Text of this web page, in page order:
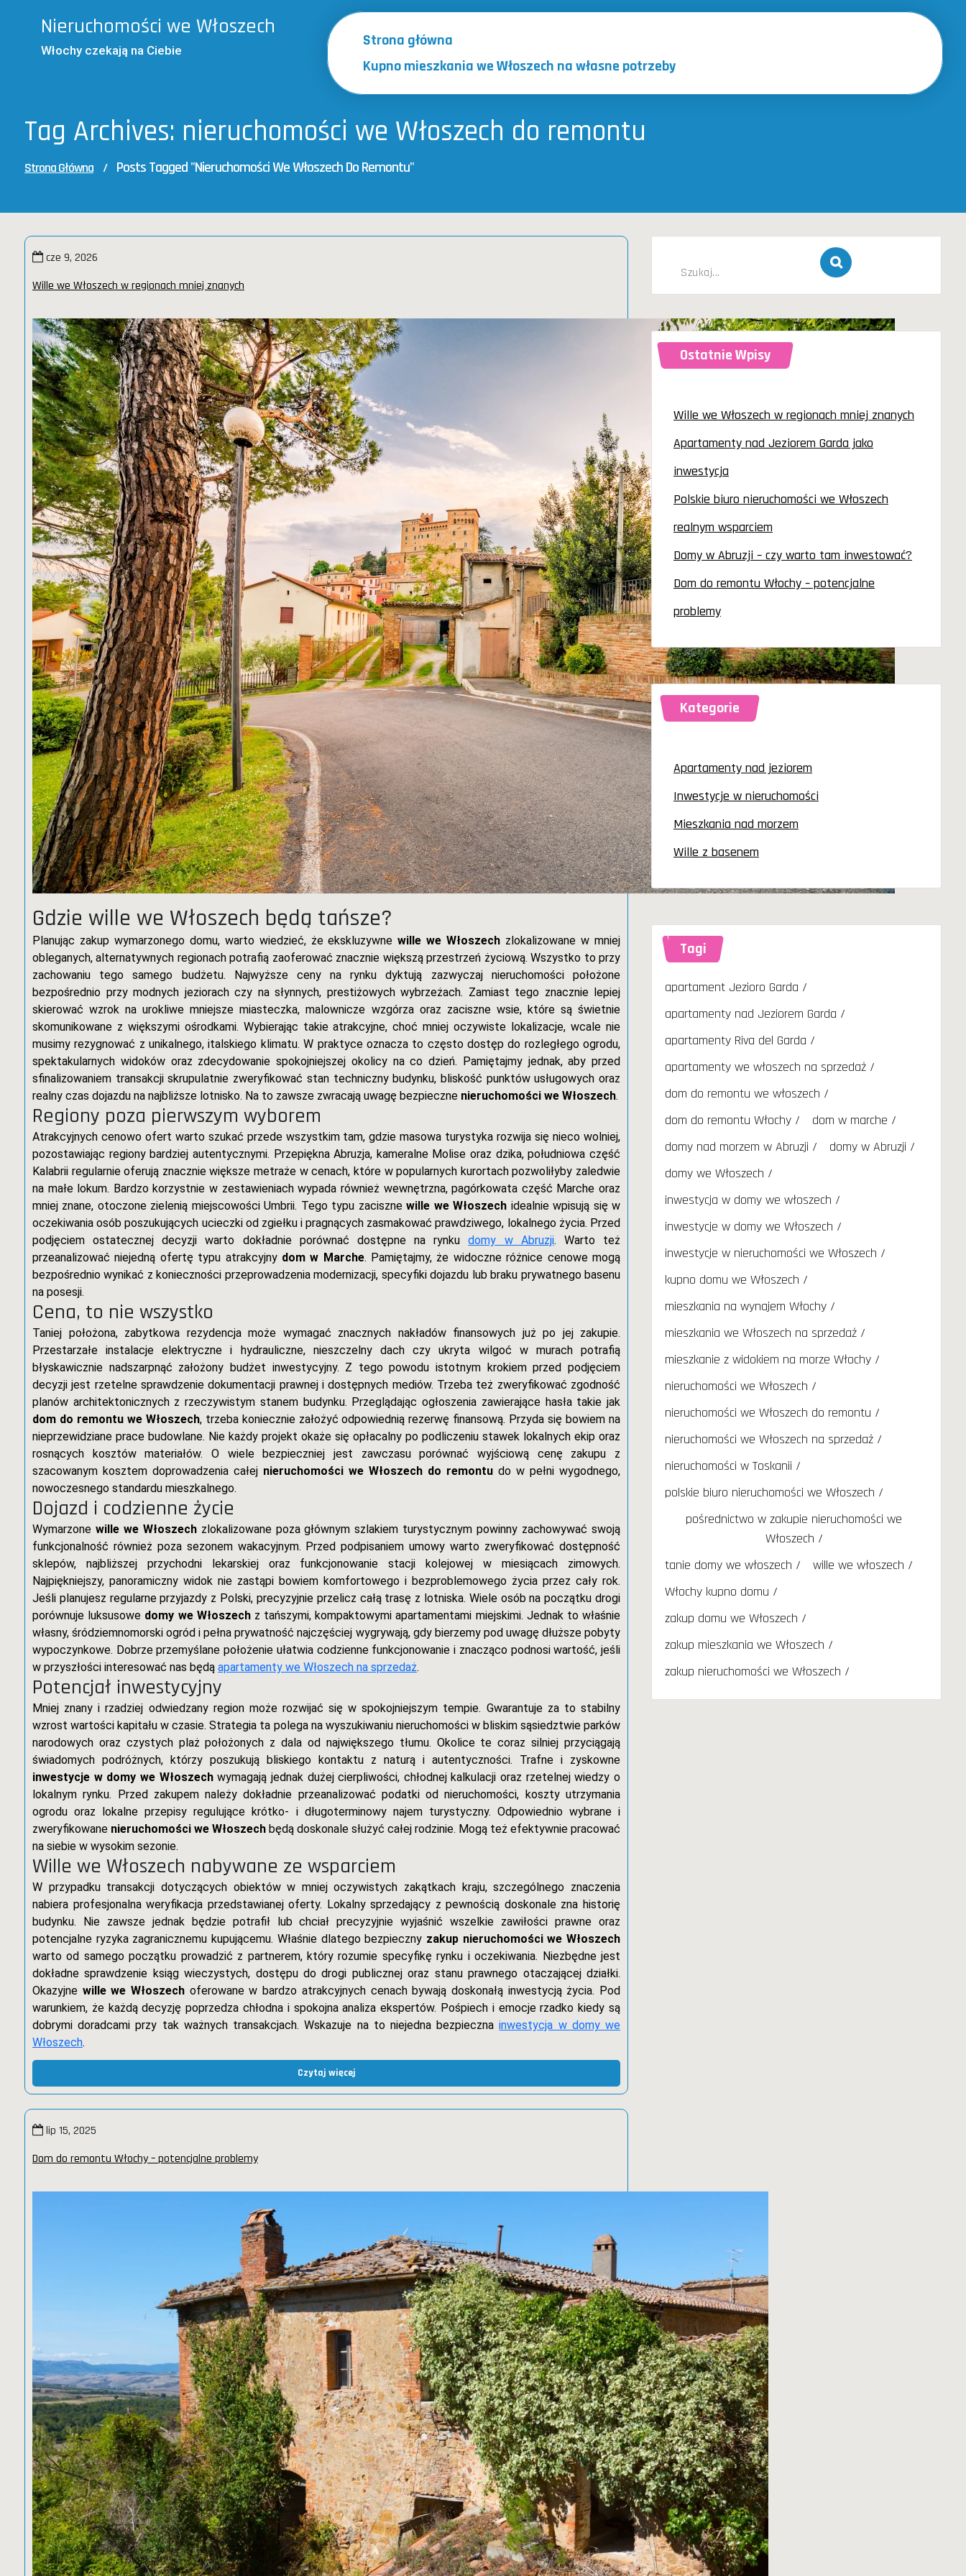
Nieruchomości we Włoszech
Włochy czekają na Ciebie
Strona główna
Kupno mieszkania we Włoszech na własne potrzeby
Tag Archives: nieruchomości we Włoszech do remontu
Strona Główna / Posts Tagged "nieruchomości We Włoszech Do Remontu"
cze 9, 2026
Wille we Włoszech w regionach mniej znanych
Gdzie wille we Włoszech będą tańsze?
Planując zakup wymarzonego domu, warto wiedzieć, że ekskluzywnewille we Włoszech zlokalizowane w mniej
obleganych, alternatywnych regionach potrafią zaoferować znacznie większą przestrzeń życiową. Wszystko to przy
zachowaniu tego samego budżetu. Najwyższe ceny na rynku dyktują zazwyczaj nieruchomości położone
bezpośrednio przy modnych jeziorach czy na słynnych, prestiżowych wybrzeżach. Zamiast tego znacznie lepiej
skierować wzrok na urokliwe mniejsze miasteczka, malownicze wzgórza oraz zaciszne wsie, które są świetnie
skomunikowane z większymi ośrodkami. Wybierając takie atrakcyjne, choć mniej oczywiste lokalizacje, wcale nie
musimy rezygnować z unikalnego, italskiego klimatu. W praktyce oznacza to często dostęp do rozległego ogrodu,
spektakularnych widoków oraz zdecydowanie spokojniejszej okolicy na co dzień. Pamiętajmy jednak, aby przed
sfinalizowaniem transakcji skrupulatnie zweryfikować stan techniczny budynku, bliskość punktów usługowych oraz
realny czas dojazdu na najbliższe lotnisko. Na to zawsze zwracają uwagę bezpieczne nieruchomości we Włoszech.
Regiony poza pierwszym wyborem
Atrakcyjnych cenowo ofert warto szukać przede wszystkim tam, gdzie masowa turystyka rozwija się nieco wolniej,
pozostawiając regiony bardziej autentycznymi. Przepiękna Abruzja, kameralne Molise oraz dzika, południowa część
Kalabrii regularnie oferują znacznie większe metraże w cenach, które w popularnych kurortach pozwoliłyby zaledwie
na małe lokum. Bardzo korzystnie w zestawieniach wypada również wewnętrzna, pagórkowata część Marche oraz
mniej znane, otoczone zielenią miejscowości Umbrii. Tego typu zacisznewille we Włoszech idealnie wpisują się w
oczekiwania osób poszukujących ucieczki od zgiełku i pragnących zasmakować prawdziwego, lokalnego życia. Przed
podjęciem ostatecznej decyzji warto dokładnie porównać dostępne na rynkudomy w Abruzji. Warto też
przeanalizować niejedną ofertę typu atrakcyjny dom w Marche. Pamiętajmy, że widoczne różnice cenowe mogą
bezpośrednio wynikać z konieczności przeprowadzenia modernizacji, specyfiki dojazdu lub braku prywatnego basenu
na posesji.
Cena, to nie wszystko
Taniej położona, zabytkowa rezydencja może wymagać znacznych nakładów finansowych już po jej zakupie.
Przestarzałe instalacje elektryczne i hydrauliczne, nieszczelny dach czy ukryta wilgoć w murach potrafią
błyskawicznie nadszarpnąć założony budżet inwestycyjny. Z tego powodu istotnym krokiem przed podjęciem
decyzji jest rzetelne sprawdzenie dokumentacji prawnej i dostępnych mediów. Trzeba też zweryfikować zgodność
planów architektonicznych z rzeczywistym stanem budynku. Przeglądając ogłoszenia zawierające hasła takie jak
dom do remontu we Włoszech, trzeba koniecznie założyć odpowiednią rezerwę finansową. Przyda się bowiem na
nieprzewidziane prace budowlane. Nie każdy projekt okaże się opłacalny po podliczeniu stawek lokalnych ekip oraz
rosnących kosztów materiałów. O wiele bezpieczniej jest zawczasu porównać wyjściową cenę zakupu z
szacowanym kosztem doprowadzenia całej nieruchomości we Włoszech do remontu do w pełni wygodnego,
nowoczesnego standardu mieszkalnego.
Dojazd i codzienne życie
Wymarzone wille we Włoszechzlokalizowane poza głównym szlakiem turystycznym powinny zachowywać swoją
funkcjonalność również poza sezonem wakacyjnym. Przed podpisaniem umowy warto zweryfikować dostępność
sklepów, najbliższej przychodni lekarskiej oraz funkcjonowanie stacji kolejowej w miesiącach zimowych.
Najpiękniejszy, panoramiczny widok nie zastąpi bowiem komfortowego i bezproblemowego życia przez cały rok.
Jeśli planujesz regularne przyjazdy z Polski, precyzyjnie przelicz całą trasę z lotniska. Wiele osób na początku drogi
porównuje luksusowe domy we Włoszechz tańszymi, kompaktowymi apartamentami miejskimi. Jednak to właśnie
własny, śródziemnomorski ogród i pełna prywatność najczęściej wygrywają, gdy bierzemy pod uwagę dłuższe pobyty
wypoczynkowe. Dobrze przemyślane położenie ułatwia codzienne funkcjonowanie i znacząco podnosi wartość, jeśli
w przyszłości interesować nas będą apartamenty we Włoszech na sprzedaż.
Potencjał inwestycyjny
Mniej znany i rzadziej odwiedzany region może rozwijać się w spokojniejszym tempie. Gwarantuje za to stabilny
wzrost wartości kapitału w czasie. Strategia ta polega na wyszukiwaniu nieruchomości w bliskim sąsiedztwie parków
narodowych oraz czystych plaż położonych z dala od największego tłumu. Okolice te coraz silniej przyciągają
świadomych podróżnych, którzy poszukują bliskiego kontaktu z naturą i autentyczności. Trafne i zyskowne
inwestycje w domy we Włoszechwymagają jednak dużej cierpliwości, chłodnej kalkulacji oraz rzetelnej wiedzy o
lokalnym rynku. Przed zakupem należy dokładnie przeanalizować podatki od nieruchomości, koszty utrzymania
ogrodu oraz lokalne przepisy regulujące krótko- i długoterminowy najem turystyczny. Odpowiednio wybrane i
zweryfikowane nieruchomości we Włoszech będą doskonale służyć całej rodzinie. Mogą też efektywnie pracować
na siebie w wysokim sezonie.
Wille we Włoszech nabywane ze wsparciem
W przypadku transakcji dotyczących obiektów w mniej oczywistych zakątkach kraju, szczególnego znaczenia
nabiera profesjonalna weryfikacja przedstawianej oferty. Lokalny sprzedający z pewnością doskonale zna historię
budynku. Nie zawsze jednak będzie potrafił lub chciał precyzyjnie wyjaśnić wszelkie zawiłości prawne oraz
potencjalne ryzyka zagranicznemu kupującemu. Właśnie dlatego bezpieczny zakup nieruchomości we Włoszech
warto od samego początku prowadzić z partnerem, który rozumie specyfikę rynku i oczekiwania. Niezbędne jest
dokładne sprawdzenie ksiąg wieczystych, dostępu do drogi publicznej oraz stanu prawnego otaczającej działki.
Okazyjne wille we Włoszech oferowane w bardzo atrakcyjnych cenach bywają doskonałą inwestycją życia. Pod
warunkiem, że każdą decyzję poprzedza chłodna i spokojna analiza ekspertów. Pośpiech i emocje rzadko kiedy są
dobrymi doradcami przy tak ważnych transakcjach. Wskazuje na to niejedna bezpiecznainwestycja w domy we
Włoszech.
Czytaj więcej
lip 15, 2025
Dom do remontu Włochy – potencjalne problemy
Szukaj
dla:
Ostatnie Wpisy
Wille we Włoszech w regionach mniej znanych
Apartamenty nad Jeziorem Garda jako
inwestycja
Polskie biuro nieruchomości we Włoszech
realnym wsparciem
Domy w Abruzji – czy warto tam inwestować?
Dom do remontu Włochy – potencjalne
problemy
Kategorie
Apartamenty nad jeziorem
Inwestycje w nieruchomości
Mieszkania nad morzem
Wille z basenem
Tagi
apartament Jezioro Garda
apartamenty nad Jeziorem Garda
apartamenty Riva del Garda
apartamenty we włoszech na sprzedaż
dom do remontu we włoszech
dom do remontu Włochy
dom w marche
domy nad morzem w Abruzji
domy w Abruzji
domy we Włoszech
inwestycja w domy we włoszech
inwestycje w domy we Włoszech
inwestycje w nieruchomości we Włoszech
kupno domu we Włoszech
mieszkania na wynajem Włochy
mieszkania we Włoszech na sprzedaż
mieszkanie z widokiem na morze Włochy
nieruchomości we Włoszech
nieruchomości we Włoszech do remontu
nieruchomości we Włoszech na sprzedaż
nieruchomości w Toskanii
polskie biuro nieruchomości we Włoszech
pośrednictwo w zakupie nieruchomości we
Włoszech
tanie domy we włoszech
wille we włoszech
Włochy kupno domu
zakup domu we Włoszech
zakup mieszkania we Włoszech
zakup nieruchomości we Włoszech